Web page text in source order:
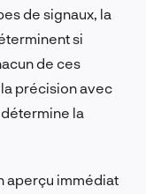
de signaux, la
si
de ces
précision avec
la
aperçu immédiat